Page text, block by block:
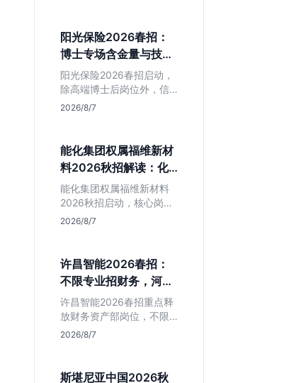
限，帮你判断是否值得投
递。
阳光保险2026春招：
博士专场含金量与技术
岗捡漏指南
阳光保险2026春招启动，
除高端博士后岗位外，信
息技术部释放大量Java、
技术岗需求与投递价值，
助你快速判断是否值得
投。
2026/8/7
能化集团权属福维新材
料2026秋招解读：化
工材料生必看
能化集团权属福维新材料
2026秋招启动，核心岗位
集中在福建永安。本文解
点限制，助理工科生判断
是否值得投递。
2026/8/7
许昌智能2026春招：
不限专业招财务，河南
本地生值得冲吗？
许昌智能2026春招重点释
放财务资产部岗位，不限
专业。作为河南本地老牌
在本地积累工业场景经验
2026/8/7
斯堪尼亚中国2026秋